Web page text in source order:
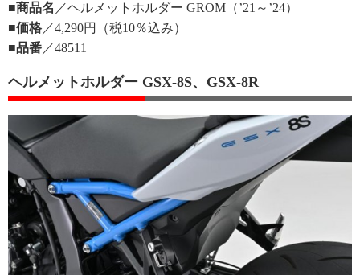
■商品名 ／ヘルメットホルダー GROM（’21～’24）
■価格 ／4,290円（税10％込み）
■品番 ／48511
ヘルメットホルダー GSX-8S、GSX-8R